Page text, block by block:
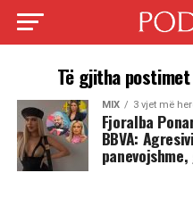
Të gjitha
MIX 3 vjet më
Fjoralba
BBVA: